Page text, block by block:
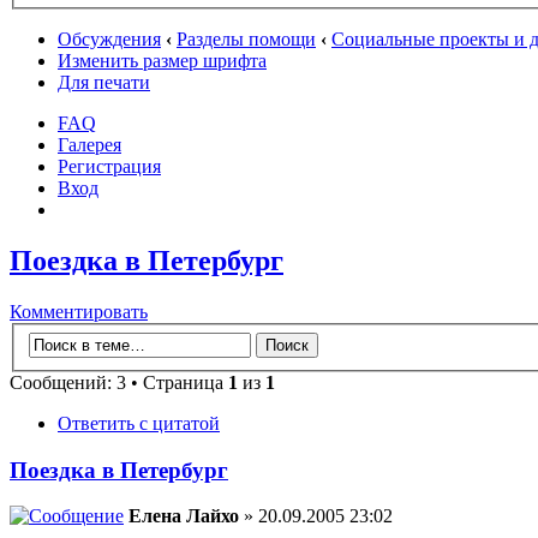
Обсуждения ‹ Разделы помощи ‹ Социальные проекты и
Изменить размер шрифта
Для печати
FAQ
Галерея
Регистрация
Вход
Поездка в Петербург
Комментировать
Сообщений: 3 • Страница 1 из 1
Ответить с цитатой
Поездка в Петербург
Елена Лайхо » 20.09.2005 23:02